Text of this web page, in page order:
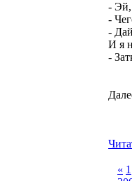
- Эй,
-
-
И я
-
« 1